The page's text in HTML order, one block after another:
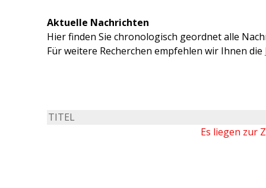
Aktuelle Nachrichten
Hier finden Sie chronologisch geordnet alle
Für weitere Recherchen empfehlen wir Ihnen die
TITEL
Es liegen zur